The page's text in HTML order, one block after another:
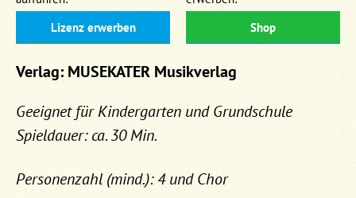
Lizenz erwerben
Shop
Verlag: MUSEKATER Musikverlag
Geeignet für Kindergarten und Grundschule
Spieldauer: ca. 30 Min.
Personenzahl (mind.): 4 und Chor